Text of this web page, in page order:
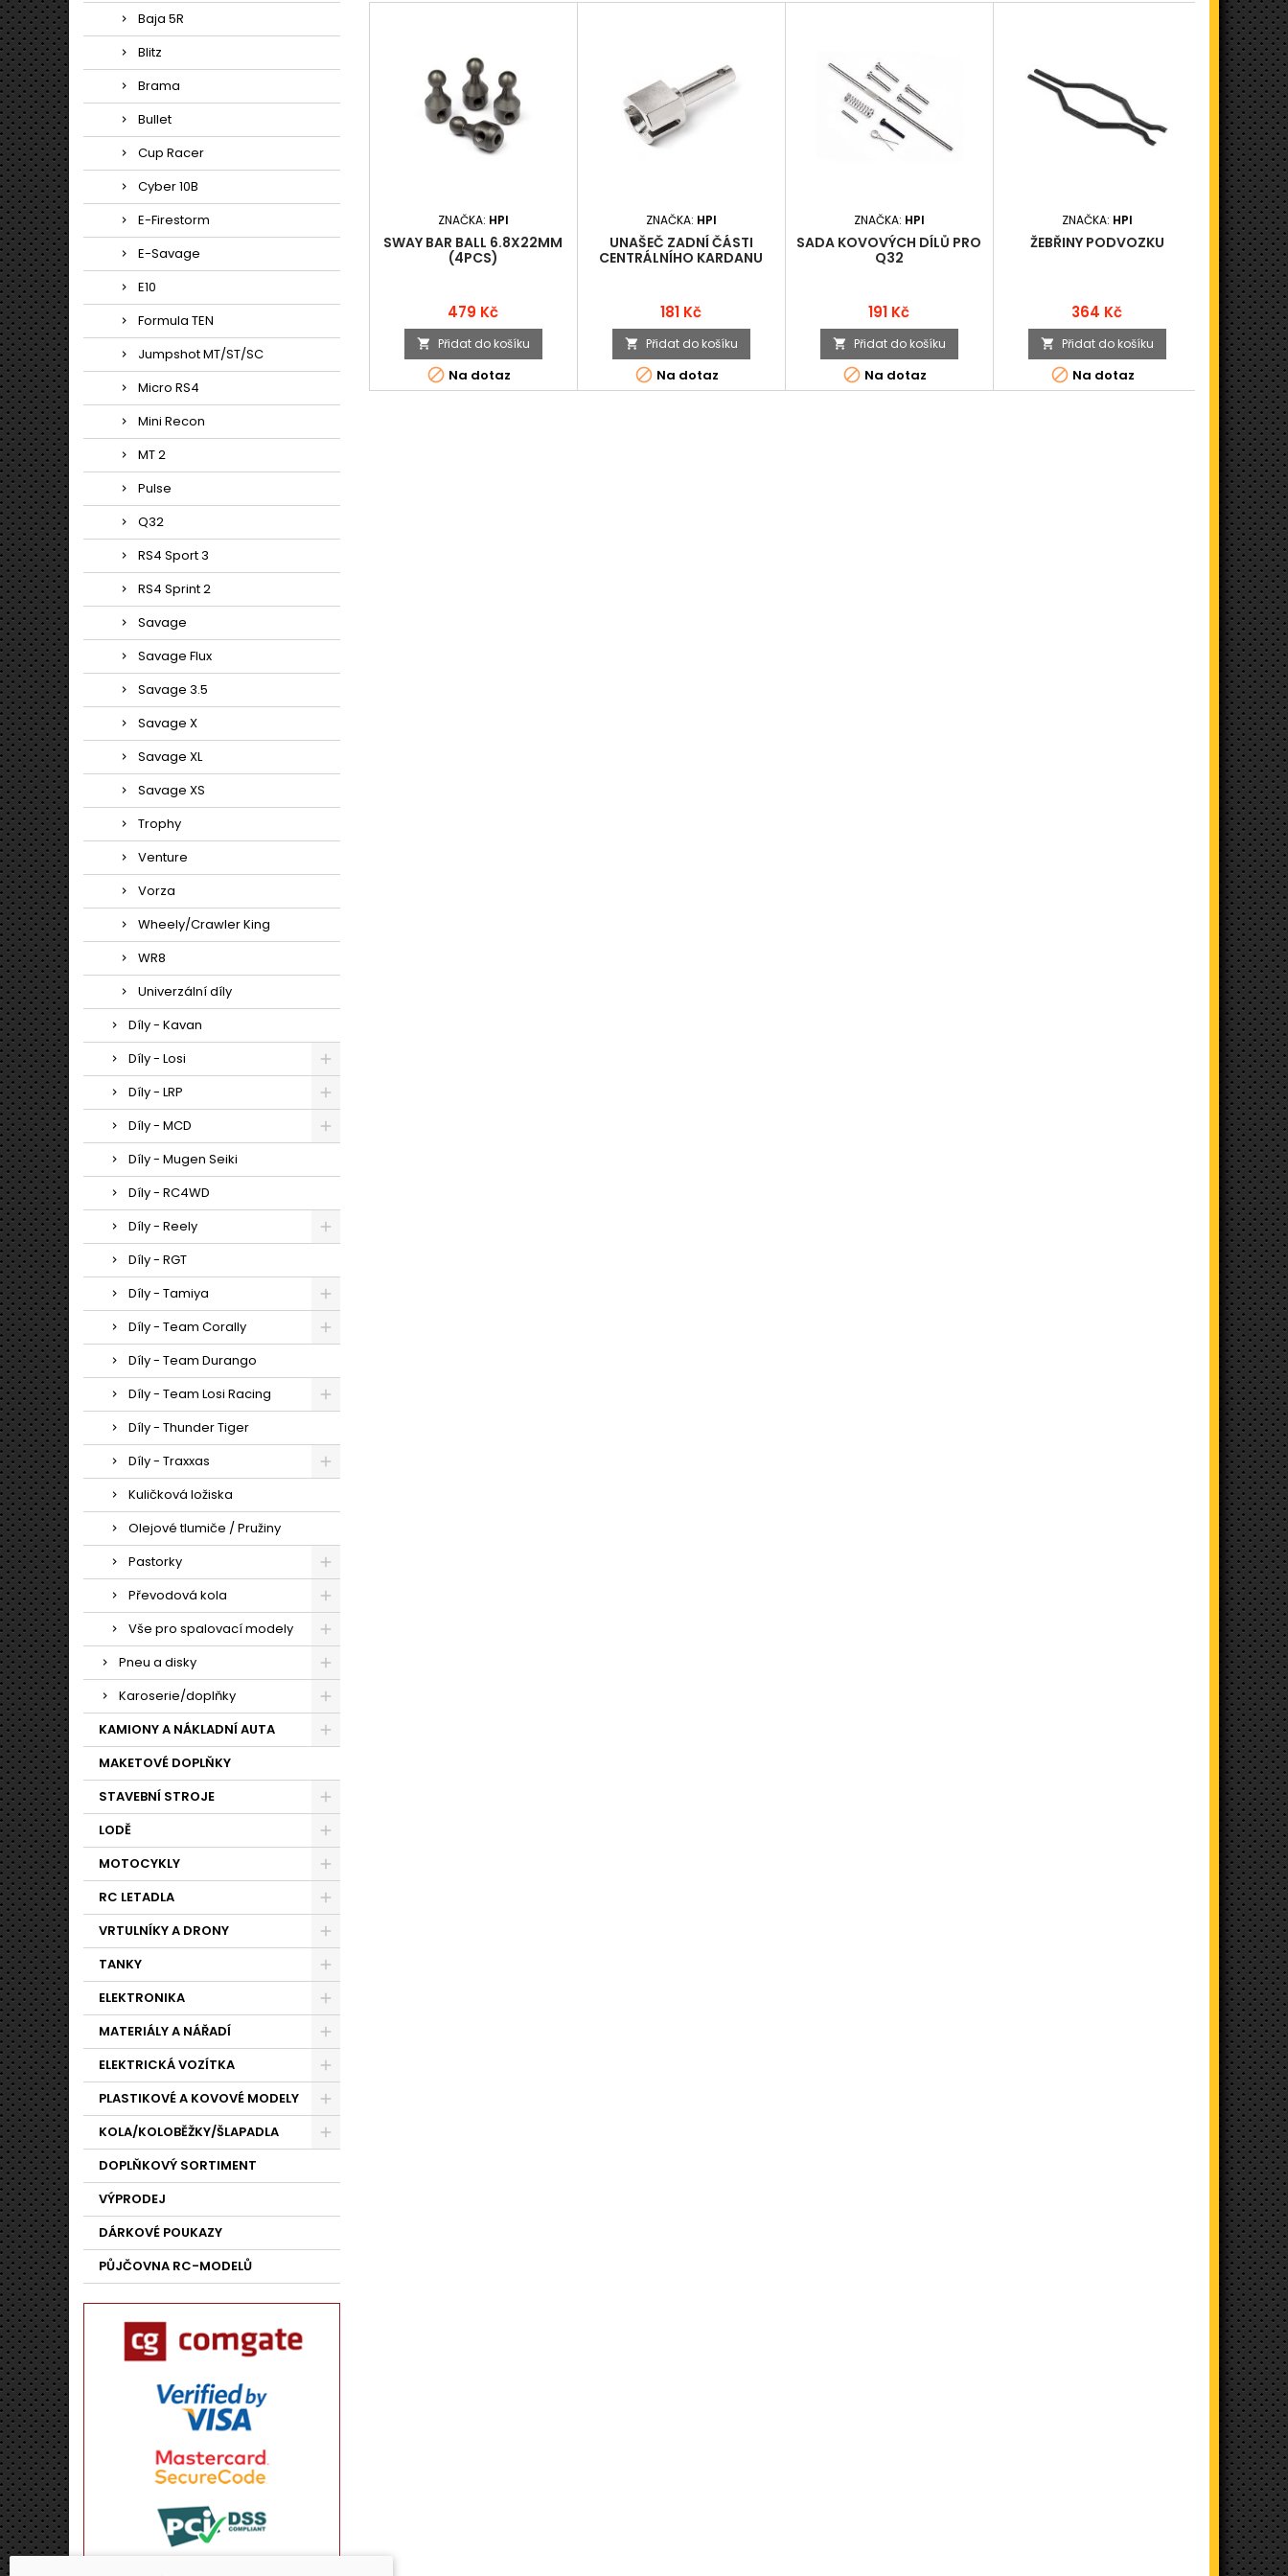
Baja 5R
Blitz
Brama
Bullet
Cup Racer
Cyber 10B
E-Firestorm
E-Savage
E10
Formula TEN
Jumpshot MT/ST/SC
Micro RS4
Mini Recon
MT 2
Pulse
Q32
RS4 Sport 3
RS4 Sprint 2
Savage
Savage Flux
Savage 3.5
Savage X
Savage XL
Savage XS
Trophy
Venture
Vorza
Wheely/Crawler King
WR8
Univerzální díly
Díly - Kavan
Díly - Losi
Díly - LRP
Díly - MCD
Díly - Mugen Seiki
Díly - RC4WD
Díly - Reely
Díly - RGT
Díly - Tamiya
Díly - Team Corally
Díly - Team Durango
Díly - Team Losi Racing
Díly - Thunder Tiger
Díly - Traxxas
Kuličková ložiska
Olejové tlumiče / Pružiny
Pastorky
Převodová kola
Vše pro spalovací modely
Pneu a disky
Karoserie/doplňky
KAMIONY A NÁKLADNÍ AUTA
MAKETOVÉ DOPLŇKY
STAVEBNÍ STROJE
LODĚ
MOTOCYKLY
RC LETADLA
VRTULNÍKY A DRONY
TANKY
ELEKTRONIKA
MATERIÁLY A NÁŘADÍ
ELEKTRICKÁ VOZÍTKA
PLASTIKOVÉ A KOVOVÉ MODELY
KOLA/KOLOBĚŽKY/ŠLAPADLA
DOPLŇKOVÝ SORTIMENT
VÝPRODEJ
DÁRKOVÉ POUKAZY
PŮJČOVNA RC-MODELŮ
ZNAČKA: HPI
SWAY BAR BALL 6.8X22MM
(4PCS)
Cena
479 Kč
 Přidat do košíku
 Na dotaz
ZNAČKA: HPI
UNAŠEČ ZADNÍ ČÁSTI
CENTRÁLNÍHO KARDANU
Cena
181 Kč
 Přidat do košíku
 Na dotaz
ZNAČKA: HPI
SADA KOVOVÝCH DÍLŮ PRO
Q32
Cena
191 Kč
 Přidat do košíku
 Na dotaz
ZNAČKA: HPI
ŽEBŘINY PODVOZKU
Cena
364 Kč
 Přidat do košíku
 Na dotaz
LEVÁ/

